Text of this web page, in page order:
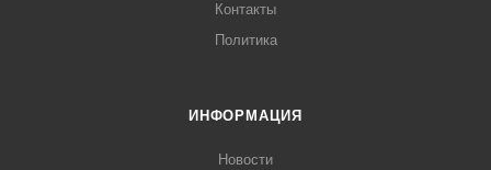
Контакты
Политика
ИНФОРМАЦИЯ
Новости